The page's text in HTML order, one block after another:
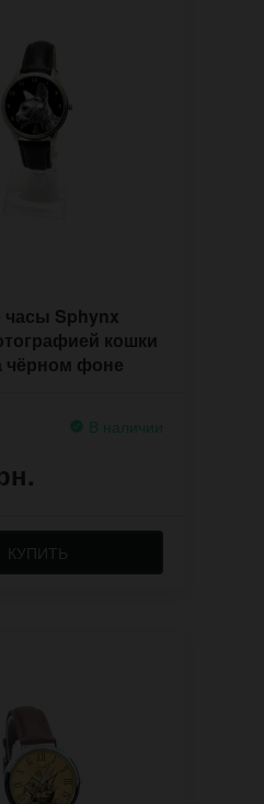
Sphynx
кошки
чёрном фоне
В наличии
КУПИТЬ